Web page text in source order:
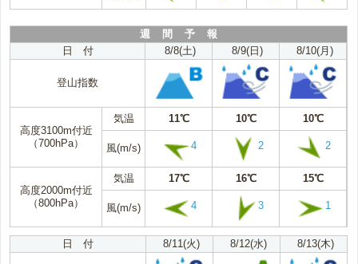
週 間 予 報
日 付
8/8(土) 8/9(日) 8/10(月)
登山指数
高度3100m付近
（700hPa）
気温 11℃ 10℃ 10℃
風(m/s) 4 2 2
高度2000m付近
（800hPa）
気温 17℃ 16℃ 15℃
風(m/s) 4 3 1
日 付 8/11(火) 8/12(水) 8/13(木)